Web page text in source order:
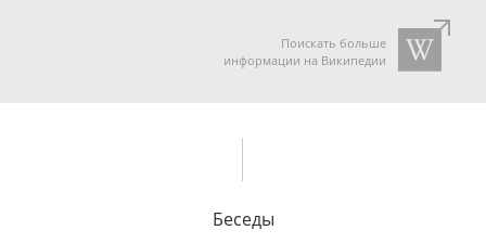
Поискать больше
информации на Википедии
Беседы